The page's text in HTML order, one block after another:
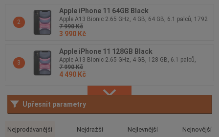
2
Apple iPhone 11 64GB Black
Apple A13 Bionic 2.65 GHz, 4 GB, 64 GB, 6.1 palců, 1792
x 828 px, Dotykový, Apple iOS 17, 1xLightning, 194 g,
3110 mAh
7 990 Kč
3 990 Kč
3
Apple iPhone 11 128GB Black
Apple A13 Bionic 2.65 GHz, 4 GB, 128 GB, 6.1 palců,
1792 x 828 px, Dotykový, Apple iOS 17, 1xLightning, 194
g, 3110 mAh
7 990 Kč
4 490 Kč
Upřesnit parametry
Nejprodávanější Nejdražší Nejlevnější Nejnovější